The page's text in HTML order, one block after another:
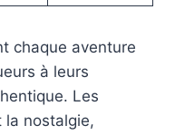
chaque aventure
à leurs
Les
la nostalgie,